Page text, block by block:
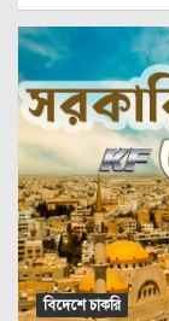
বিদেশে চাকরি